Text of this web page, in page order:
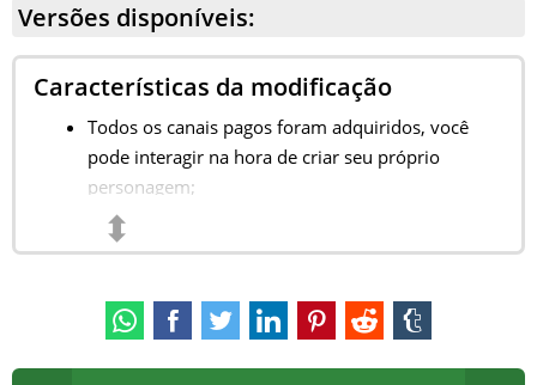
Versões disponíveis:
Características da modificação
Todos os canais pagos foram adquiridos, você
pode interagir na hora de criar seu próprio
personagem;
Você pode ativar o modo - muito dinheiro
(aumenta conforme você gasta).
⬍